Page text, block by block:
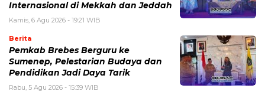
Internasional di Mekkah dan Jeddah
Kamis, 6 Agu 2026 - 19:21 WIB
Berita
Pemkab Brebes Berguru ke
Sumenep, Pelestarian Budaya dan
Pendidikan Jadi Daya Tarik
Rabu, 5 Agu 2026 - 15:39 WIB